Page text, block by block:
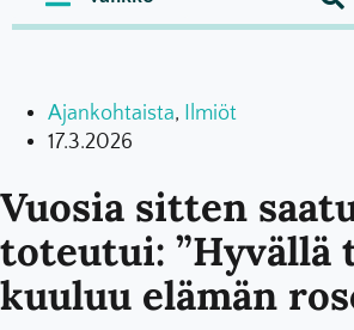
Ajankohtaista, Ilmiöt
17.3.2026
Vuosia sitten
toteutui: ”Hyvällä
kuuluu elämän